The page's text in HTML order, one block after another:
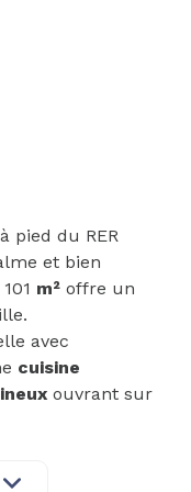
pied du RER
et bien
m² offre un
avec
cuisine
ouvrant sur